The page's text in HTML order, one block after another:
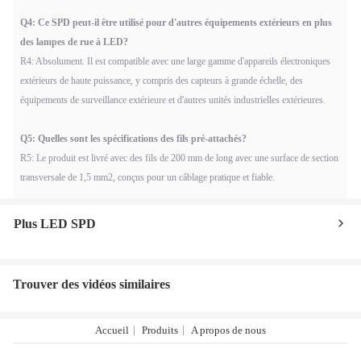
Q4: Ce SPD peut-il être utilisé pour d'autres équipements extérieurs en plus
des lampes de rue à LED?
R4: Absolument. Il est compatible avec une large gamme d'appareils électroniques
extérieurs de haute puissance, y compris des capteurs à grande échelle, des
équipements de surveillance extérieure et d'autres unités industrielles extérieures.
Q5: Quelles sont les spécifications des fils pré-attachés?
R5: Le produit est livré avec des fils de 200 mm de long avec une surface de section
transversale de 1,5 mm2, conçus pour un câblage pratique et fiable.
Plus LED SPD
Trouver des vidéos similaires
Accueil Produits A propos de nous